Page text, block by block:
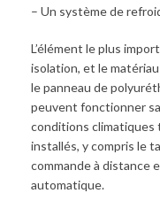
– Un système de
L’élément le plus
isolation, et le
le panneau de
peuvent fonctionner
conditions climatiques
installés, y compris le
commande à distance
automatique.